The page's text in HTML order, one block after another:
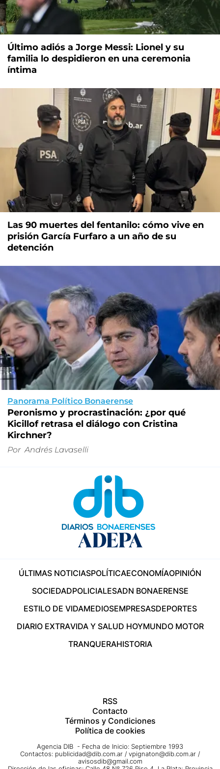
Último adiós a Jorge Messi: Lionel y su
familia lo despidieron en una ceremonia
íntima
Las 90 muertes del fentanilo: cómo vive en
prisión García Furfaro a un año de su
detención
Panorama Político Bonaerense
Peronismo y procrastinación: ¿por qué
Kicillof retrasa el diálogo con Cristina
Kirchner?
Por Andrés Lavaselli
ÚLTIMAS NOTICIASPOLÍTICAECONOMÍAOPINIÓN
SOCIEDADPOLICIALESADN BONAERENSE
ESTILO DE VIDAMEDIOSEMPRESASDEPORTES
DIARIO EXTRAVIDA Y SALUD HOYMUNDO MOTOR
TRANQUERAHISTORIA
RSS
Contacto
Términos y Condiciones
Política de cookies
Agencia DIB - Fecha de Inicio: Septiembre 1993
Contactos: publicidad@dib.com.ar / vpignaton@dib.com.ar /
avisosdib@gmail.com